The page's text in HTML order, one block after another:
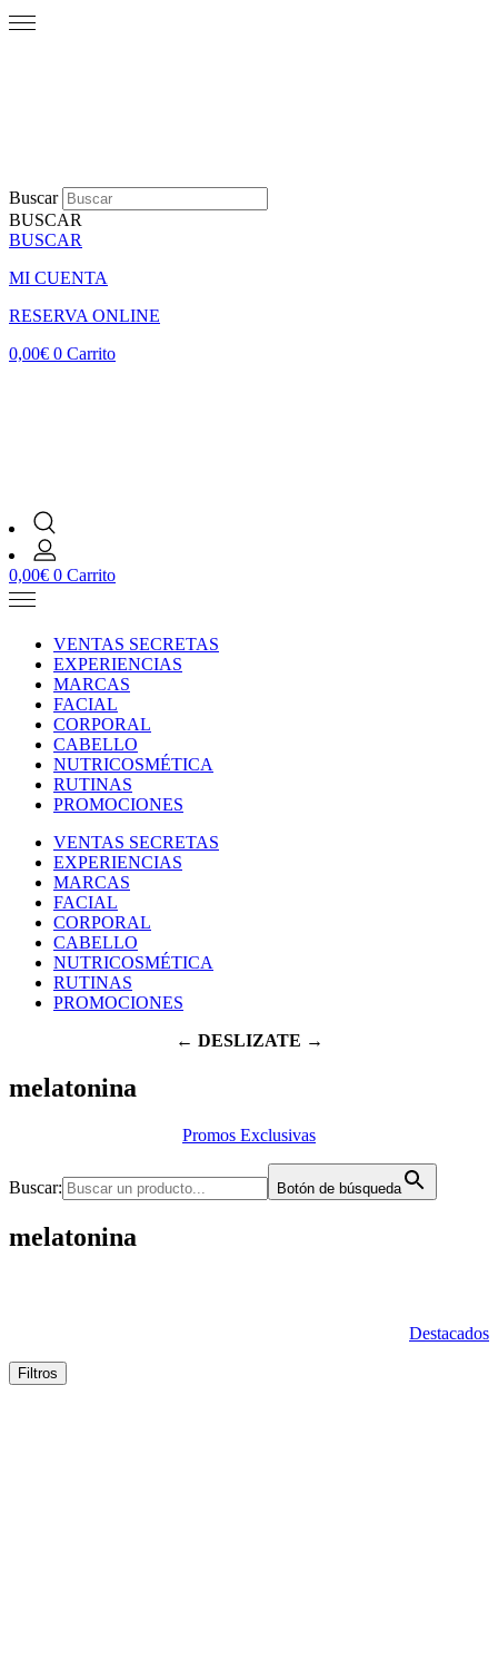
Buscar
BUSCAR
BUSCAR
MI CUENTA
RESERVA ONLINE
0,00€ 0 Carrito
0,00€ 0 Carrito
VENTAS SECRETAS
EXPERIENCIAS
MARCAS
FACIAL
CORPORAL
CABELLO
NUTRICOSMÉTICA
RUTINAS
PROMOCIONES
VENTAS SECRETAS
EXPERIENCIAS
MARCAS
FACIAL
CORPORAL
CABELLO
NUTRICOSMÉTICA
RUTINAS
PROMOCIONES
← DESLIZATE →
melatonina
Promos Exclusivas
Buscar: Botón de búsqueda
melatonina
Destacados
Filtros